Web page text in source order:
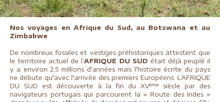
Nos voyages en Afrique du Sud, au Botswana et au
Zimbabwe
De nombreux fossiles et vestiges préhistoriques attestent que
le territoire actuel de l’AFRIQUE DU SUD était déjà peuplé il
y a environ 2,5 millions d'années mais l'histoire écrite du pays
ne débute qu'avec l'arrivée des premiers Européens. L’AFRIQUE
DU SUD est découverte à la fin du XVème
siècle par des
navigateurs portugais qui parcourent la « Route des Indes »